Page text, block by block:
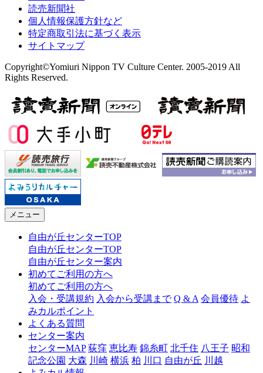
読売新聞社
個人情報保護方針など
特定商取引法に基づく表示
サイトマップ
Copyright©Yomiuri Nippon TV Culture Center. 2005-2019 All
Rights Reserved.
メニュー
自由が丘センターTOP
自由が丘センターTOP
自由が丘センター案内
初めてご利用の方へ
初めてご利用の方へ
入会・受講規約 入会から受講まで Q & A 会員優待 よ
みカルポイント
よくある質問
センター案内
センターMAP 荻窪 恵比寿 錦糸町 北千住 八王子 昭和
記念公園 大森 川崎 横浜 柏 川口 自由が丘 川越